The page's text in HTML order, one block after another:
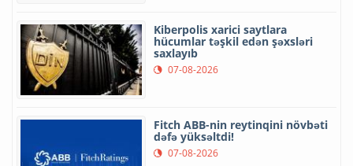
Kiberpolis xarici saytlara
hücumlar təşkil edən şəxsləri
saxlayıb
07-08-2026
Fitch ABB-nin reytinqini növbəti
dəfə yüksəltdi!
07-08-2026